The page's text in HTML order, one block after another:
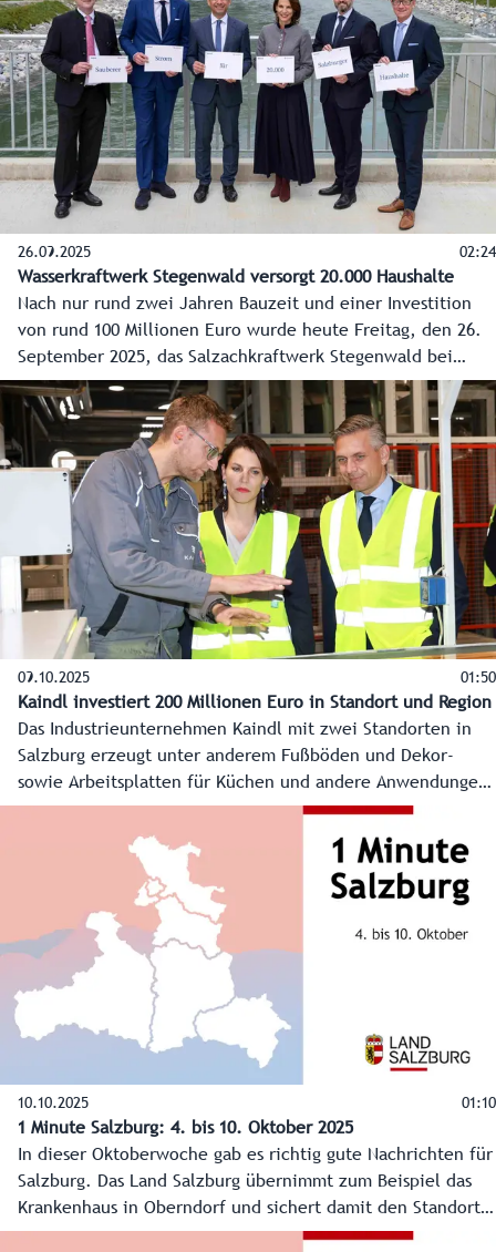
Kavernenkraftwerk ist als Erweiterung der bestehenden
Kraftwerksgruppe Kaprun konzipiert und sorgt als grüne
Batterie für Netzstabilität und Versorgungssicherheit. Ein
Meilenstein für die Energiewende.
26.09.2025 02:24
Wasserkraftwerk Stegenwald versorgt 20.000 Haushalte
Nach nur rund zwei Jahren Bauzeit und einer Investition
von rund 100 Millionen Euro wurde heute Freitag, den 26.
September 2025, das Salzachkraftwerk Stegenwald bei
Werfen im Pongau eröffnet. Es wird künftig erneuerbaren
Strom für zirka 20.000 Haushalte erzeugen.
09.10.2025 01:50
Kaindl investiert 200 Millionen Euro in Standort und Region
Das Industrieunternehmen Kaindl mit zwei Standorten in
Salzburg erzeugt unter anderem Fußböden und Dekor-
sowie Arbeitsplatten für Küchen und andere Anwendungen.
Mit der Investition von rund 200 Millionen Euro für ein
Heizkraftwerk am Hauptsitz in Wals-Siezenheim gibt das
Unternehmen ein klares Bekenntnis zum Wirtschafstandort
Salzburg und zur Energieunabhängigkeit der Region ab.
Einfachere und schnellere Behördenverfahren würden
ähnliche Investitionen am Wirtschaftsstandort stärken.
10.10.2025 01:10
1 Minute Salzburg: 4. bis 10. Oktober 2025
In dieser Oktoberwoche gab es richtig gute Nachrichten für
Salzburg. Das Land Salzburg übernimmt zum Beispiel das
Krankenhaus in Oberndorf und sichert damit den Standort.
Die Firma Kaindl in Wals-Siezenheim investiert rund 200